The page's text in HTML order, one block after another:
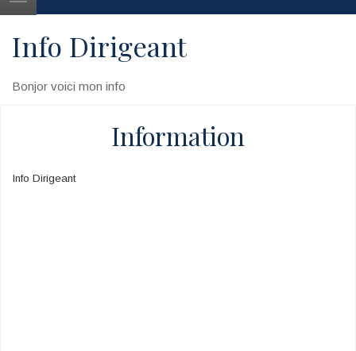
Info Dirigeant
Bonjor voici mon info
Information
Info Dirigeant